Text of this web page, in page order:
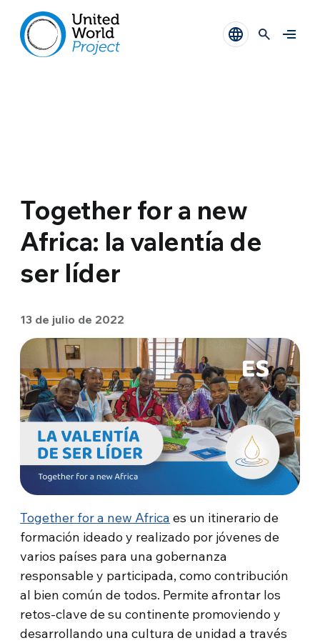
Together for a new
Africa: la valentía de
ser líder
13 de julio de 2022
Together for a new Africa es un itinerario de
formación ideado y realizado por jóvenes de
varios países para una gobernanza
responsable y participada, como contribución
al bien común de todos. Permite afrontar los
retos-clave de su continente promoviendo y
desarrollando una cultura de unidad a través